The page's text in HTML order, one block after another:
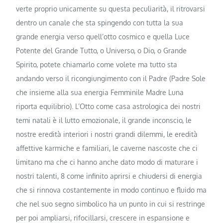
verte proprio unicamente su questa peculiarità, il ritrovarsi
dentro un canale che sta spingendo con tutta la sua
grande energia verso quell’otto cosmico e quella Luce
Potente del Grande Tutto, o Universo, o Dio, o Grande
Spirito, potete chiamarlo come volete ma tutto sta
andando verso il ricongiungimento con il Padre (Padre Sole
che insieme alla sua energia Femminile Madre Luna
riporta equilibrio). L’Otto come casa astrologica dei nostri
temi natali è il lutto emozionale, il grande inconscio, le
nostre eredità interiori i nostri grandi dilemmi, le eredità
affettive karmiche e familiari, le caverne nascoste che ci
limitano ma che ci hanno anche dato modo di maturare i
nostri talenti, 8 come infinito aprirsi e chiudersi di energia
che si rinnova costantemente in modo continuo e fluido ma
che nel suo segno simbolico ha un punto in cui si restringe
per poi ampliarsi, rifocillarsi, crescere in espansione e